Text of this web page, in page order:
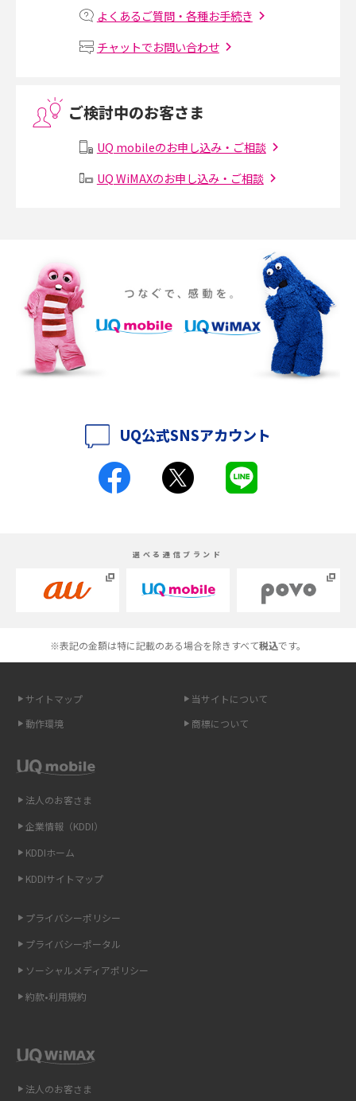
Threads（スレッズ）とは？主な機能や登録方法、投稿の仕方を解説
Instagram（インスタグラム）でスクショするとバレる？バレるケースや撮
iPhone 16eとiPhone SE（第3世代）の違いは？サイズやスペックを比較し
て解説
iPhone 16eとiPhone 14を徹底比較！スペック・機能の違いをわかりやすく
紹介
iPhone 16とiPhone 15の違いは？カメラ・スペック・機能を徹底比較
iPhoneの機種変更のやり方は？事前準備・手順やデータ移行方法をわかり
Androidスマホとは？特徴やメリット・デメリット、おススメ機種を紹介
高校生にスマホ制限は必要？所持率やメリット・デメリットを詳しく紹介
トを解説
スマホや携帯端末の通信速度制限とは？回避のコツや解除のタイミング・
LINEの通知がこない時の原因と対処法9選！設定の確認手順も解説
スマホのウィジェットとは？iPhone・Androidの設定方法やおススメを紹
リプライ機能とは？LINE、X（旧Twitter）、Instagram、TikTokで送る方法
インスタのDMの送り方は？便利機能の使い方や注意点をわかりやすく解説
Bluetooth®とは？Wi-Fiとの違いやスマホ・PCとの接続方法を解説
よくあるご質問・各種お手続き
チャットでお問い合わせ
ご検討中のお客さま
UQ mobileのお申し込み・ご相談
UQ WiMAXのお申し込み・ご相談
UQ公式SNSアカウント
選べる通信ブランド
※表記の金額は特に記載のある場合を除きすべて税込です。
サイトマップ
当サイトについて
動作環境
商標について
法人のお客さま
企業情報（KDDI）
KDDIホーム
KDDIサイトマップ
プライバシーポリシー
プライバシーポータル
ソーシャルメディアポリシー
約款•利用規約
法人のお客さま